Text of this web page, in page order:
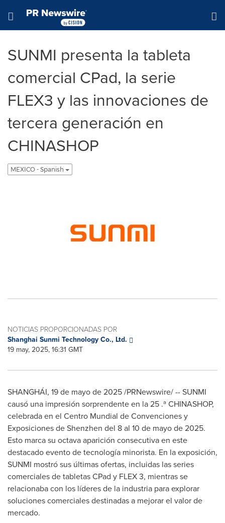
Hamburger menu
SUNMI presenta la tableta
comercial CPad, la serie
FLEX3 y las innovaciones de
tercera generación en
CHINASHOP
MEXICO - Spanish
NOTICIAS PROPORCIONADAS POR
Shanghai Sunmi Technology Co., Ltd.
19 may, 2025, 16:31 GMT
SHANGHÁI, 19 de mayo de 2025/PRNewswire/ -- SUNMI
causó una impresión sorprendente en la 25 .ª CHINASHOP,
celebrada en el Centro Mundial de Convenciones y
Exposiciones deShenzhen del 8 al 10 de mayo de 2025.
Esto marca su octava aparición consecutiva en este
destacado evento de tecnología minorista. En la exposición,
SUNMI mostró sus últimas ofertas, incluidas las series
comerciales de tabletas CPad y FLEX 3, mientras se
relacionaba con los líderes de la industria para explorar
soluciones comerciales destinadas a mejorar el valor de
mercado.